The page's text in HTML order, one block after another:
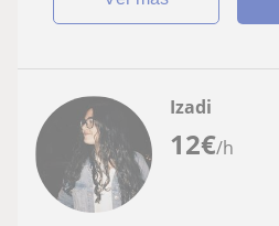
12€/h
Izadi